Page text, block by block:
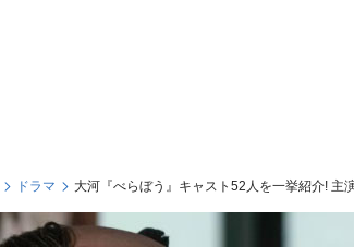
ドラマ 大河『べらぼう』キャスト52人を一挙紹介! 主